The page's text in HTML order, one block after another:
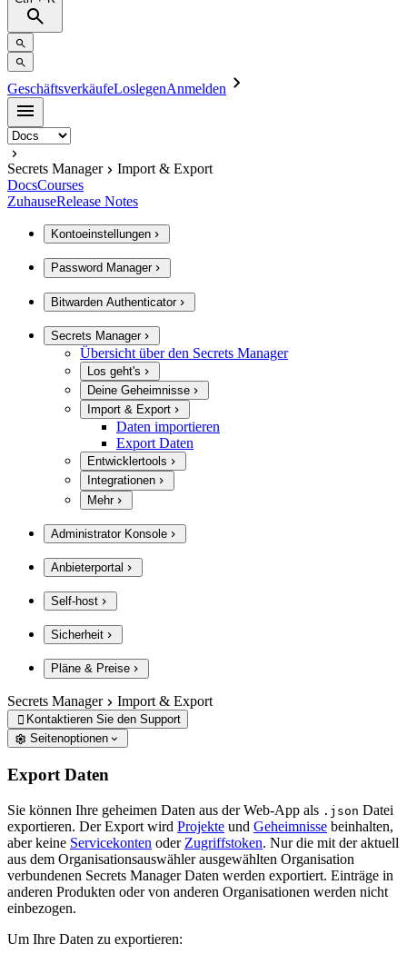
GeschäftsverkäufeLoslegenAnmelden
Secrets Manager
Import & Export
DocsCourses
ZuhauseRelease Notes
Kontoeinstellungen
Password Manager
Bitwarden Authenticator
Secrets Manager
Übersicht über den Secrets Manager
Los geht's
Deine Geheimnisse
Import & Export
Daten importieren
Export Daten
Entwicklertools
Integrationen
Mehr
Administrator Konsole
Anbieterportal
Self-host
Sicherheit
Pläne & Preise
Secrets Manager Import & Export
 Kontaktieren Sie den Support
Seitenoptionen
Export Daten
Sie können Ihre geheimen Daten aus der Web-App als .json Datei
exportieren. Der Export wird Projekte und Geheimnisse beinhalten,
aber keine Servicekonten oder Zugriffstoken. Nur die mit der aktuell
aus dem Organisationsauswähler ausgewählten Organisation
verbundenen Secrets Manager Daten werden exportiert. Einträge in
anderen Produkten oder von anderen Organisationen werden nicht
einbezogen.
Um Ihre Daten zu exportieren: